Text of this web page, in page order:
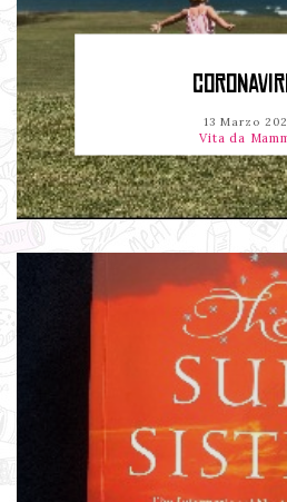
13 Marzo
Vita da